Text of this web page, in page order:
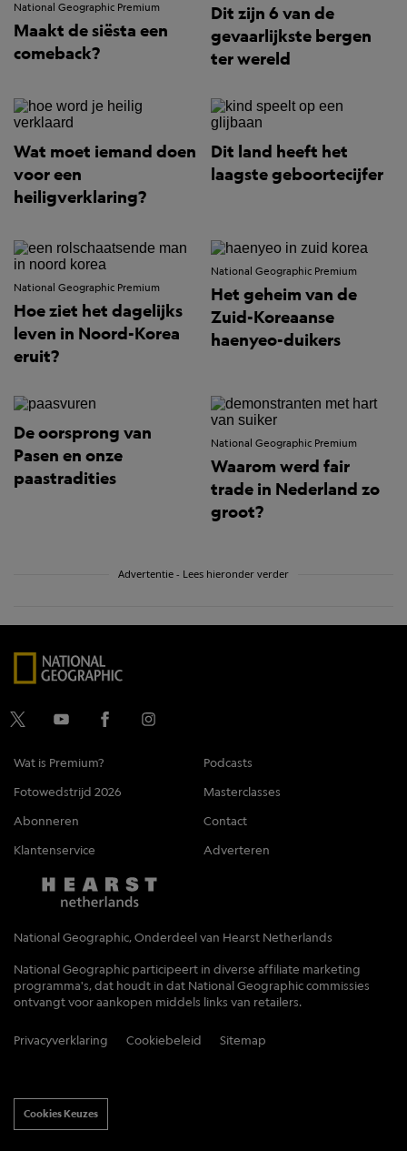
National Geographic Premium
Maakt de siësta een
comeback?
Dit zijn 6 van de
gevaarlijkste bergen
ter wereld
Wat moet iemand doen
voor een
heiligverklaring?
Dit land heeft het
laagste geboortecijfer
National Geographic Premium
Hoe ziet het dagelijks
leven in Noord-Korea
eruit?
National Geographic Premium
Het geheim van de
Zuid-Koreaanse
haenyeo-duikers
De oorsprong van
Pasen en onze
paastradities
National Geographic Premium
Waarom werd fair
trade in Nederland zo
groot?
Advertentie - Lees hieronder verder
Wat is Premium?
Podcasts
Fotowedstrijd 2026
Masterclasses
Abonneren
Contact
Klantenservice
Adverteren
National Geographic, Onderdeel van Hearst Netherlands
National Geographic participeert in diverse affiliate marketing
programma's, dat houdt in dat National Geographic commissies
ontvangt voor aankopen middels links van retailers.
Privacyverklaring Cookiebeleid Sitemap
Cookies Keuzes